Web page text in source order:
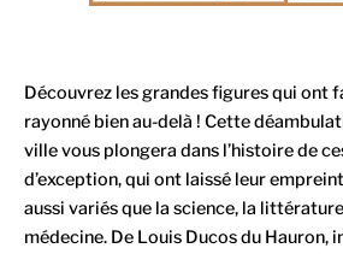
Découvrez les grandes figures qui ont
rayonné bien au-delà ! Cette
ville vous plongera dans l’histoire de
d’exception, qui ont laissé leur
aussi variés que la science, la
médecine. De Louis Ducos du Hauron,